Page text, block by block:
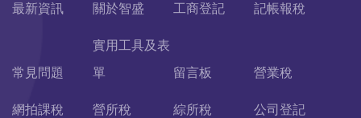
最新資訊 關於智盛 工商登記 記帳報稅
常見問題
實用工具及表
單
留言板 營業稅
網拍課稅 營所稅 綜所稅 公司登記